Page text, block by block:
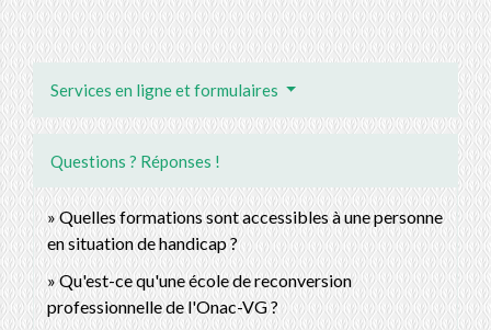
Services en ligne et formulaires
Questions ? Réponses !
Quelles formations sont accessibles à une personne
en situation de handicap ?
Qu'est-ce qu'une école de reconversion
professionnelle de l'Onac-VG ?